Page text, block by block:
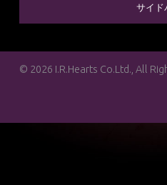
サイド
© 2026 I.R.Hearts Co.Ltd., All